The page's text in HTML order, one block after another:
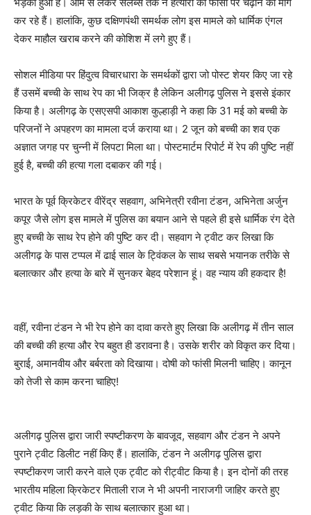
कर रहे हैं। हालांकि, कुछ दक्षिणपंथी समर्थक लोग इस मामले को धार्मिक एंगल
देकर माहौल खराब करने की कोशिश में लगे हुए हैं।
सोशल मीडिया पर हिंदुत्व विचारधारा के समर्थकों द्वारा जो पोस्ट शेयर किए जा रहे
हैं उसमें बच्ची के साथ रेप का भी जिक्र है लेकिन अलीगढ़ पुलिस ने इससे इंकार
किया है। अलीगढ़ के एसएसपी आकाश कुल्हाड़ी ने कहा कि 31 मई को बच्ची के
परिजनों ने अपहरण का मामला दर्ज कराया था। 2 जून को बच्ची का शव एक
अज्ञात जगह पर चुन्नी में लिपटा मिला था। पोस्टमार्टम रिपोर्ट में रेप की पुष्टि नहीं
हुई है, बच्ची की हत्या गला दबाकर की गई।
भारत के पूर्व क्रिकेटर वीरेंद्र सहवाग, अभिनेत्री रवीना टंडन, अभिनेता अर्जुन
कपूर जैसे लोग इस मामले में पुलिस का बयान आने से पहले ही इसे धार्मिक रंग देते
हुए बच्ची के साथ रेप होने की पुष्टि कर दी। सहवाग ने ट्वीट कर लिखा कि
अलीगढ़ के पास टप्पल में ढाई साल के ट्विंकल के साथ सबसे भयानक तरीके से
बलात्कार और हत्या के बारे में सुनकर बेहद परेशान हूं। वह न्याय की हकदार है!
वहीं, रवीना टंडन ने भी रेप होने का दावा करते हुए लिखा कि अलीगढ़ में तीन साल
की बच्ची की हत्या और रेप बहुत ही डरावना है। उसके शरीर को विकृत कर दिया।
बुराई, अमानवीय और बर्बरता को दिखाया। दोषी को फांसी मिलनी चाहिए। कानून
को तेजी से काम करना चाहिए!
अलीगढ़ पुलिस द्वारा जारी स्पष्टीकरण के बावजूद, सहवाग और टंडन ने अपने
पुराने ट्वीट डिलीट नहीं किए हैं। हालांकि, टंडन ने अलीगढ़ पुलिस द्वारा
स्पष्टीकरण जारी करने वाले एक ट्वीट को रीट्वीट किया है। इन दोनों की तरह
भारतीय महिला क्रिकेटर मिताली राज ने भी अपनी नाराजगी जाहिर करते हुए
ट्वीट किया कि लड़की के साथ बलात्कार हुआ था।